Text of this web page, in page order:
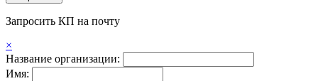
Запросить КП на почту
×
Название организации:
Имя: